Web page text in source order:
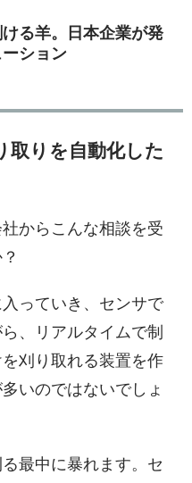
る羊。日本企業が発
ション
取りを自動化した
からこんな相談を受
っていき、センサで
、リアルタイムで制
刈り取れる装置を作
いのではないでしょ
最中に暴れます。セ